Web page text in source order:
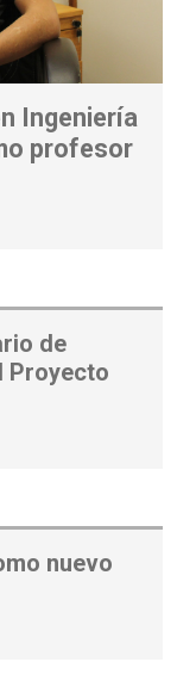
Ingeniería
profesor
de
Proyecto
nuevo